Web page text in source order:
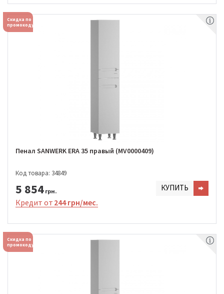
Скидка по
промокоду
Пенал SANWERK ERA 35 правый (MV0000409)
Код товара: 34849
5 854 грн. КУПИТЬ
Кредит от 244 грн/мес.
Скидка по
промокоду